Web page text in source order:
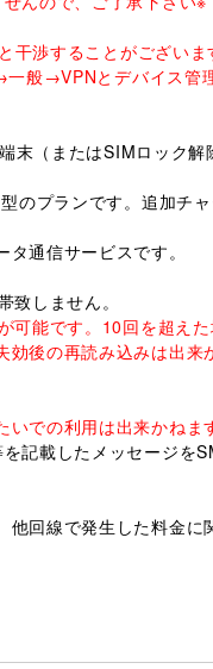
渉することがございま
般→VPNとデバイス管
末（またはSIMロック解
のプランです。追加チ
通信サービスです。
しません。
可能です。10回を超え
後の再読み込みは出来
での利用は出来かねま
記載したメッセージを
回線で発生した料金に